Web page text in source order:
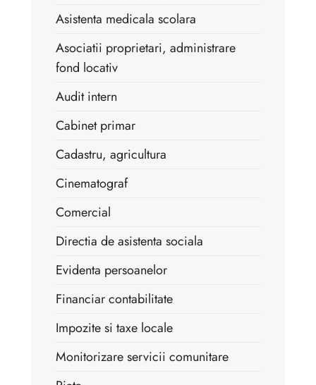
Asistenta medicala scolara
Asociatii proprietari, administrare
fond locativ
Audit intern
Cabinet primar
Cadastru, agricultura
Cinematograf
Comercial
Directia de asistenta sociala
Evidenta persoanelor
Financiar contabilitate
Impozite si taxe locale
Monitorizare servicii comunitare